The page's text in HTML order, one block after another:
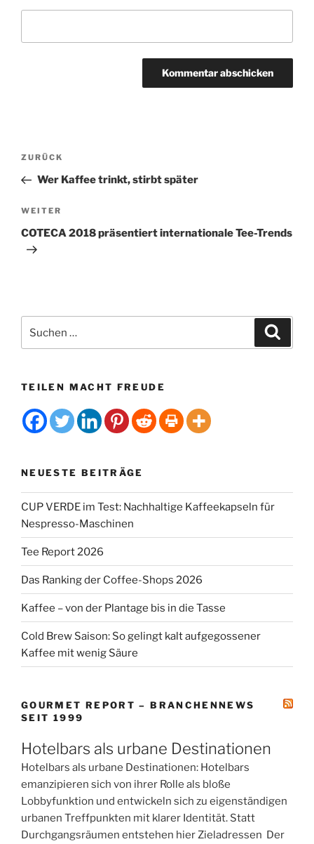
e
r
a
t
Beitragsnavigation
Vorheriger
Beitrag
ZURÜCK
Wer Kaffee trinkt, stirbt später
Nächster
Beitrag
WEITER
COTECA 2018 präsentiert internationale Tee-Trends
nach:
TEILEN MACHT FREUDE
NEUESTE BEITRÄGE
CUP VERDE im Test: Nachhaltige Kaffeekapseln für
Nespresso-Maschinen
Tee Report 2026
Das Ranking der Coffee-Shops 2026
Kaffee – von der Plantage bis in die Tasse
Cold Brew Saison: So gelingt kalt aufgegossener
Kaffee mit wenig Säure
GOURMET REPORT – BRANCHENNEWS
SEIT 1999
Hotelbars als urbane Destinationen
Hotelbars als urbane Destinationen: Hotelbars
emanzipieren sich von ihrer Rolle als bloße
Lobbyfunktion und entwickeln sich zu eigenständigen
urbanen Treffpunkten mit klarer Identität. Statt
Durchgangsräumen entstehen hier Zieladressen Der